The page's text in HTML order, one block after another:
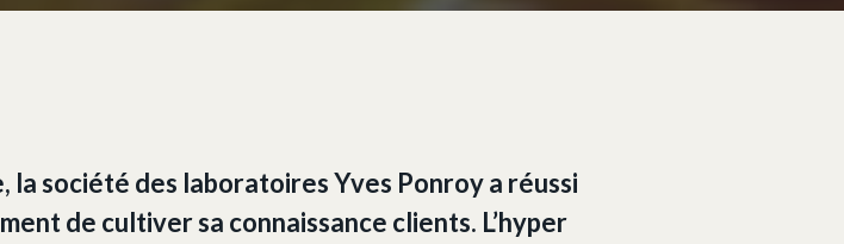
société des laboratoires Yves Ponroy a réussi
de cultiver sa connaissance clients. L’hyper